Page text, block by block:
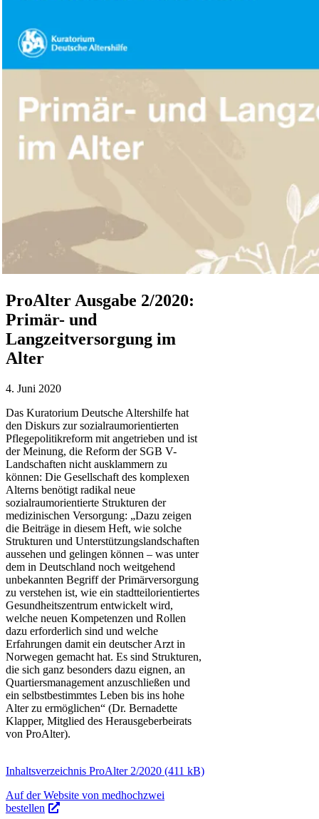
ProAlter Ausgabe 2/2020:
Primär- und
Langzeitversorgung im
Alter
4. Juni 2020
Das Kuratorium Deutsche Altershilfe hat
den Diskurs zur sozialraumorientierten
Pflegepolitikreform mit angetrieben und ist
der Meinung, die Reform der SGB V-
Landschaften nicht ausklammern zu
können: Die Gesellschaft des komplexen
Alterns benötigt radikal neue
sozialraumorientierte Strukturen der
medizinischen Versorgung: „Dazu zeigen
die Beiträge in diesem Heft, wie solche
Strukturen und Unterstützungslandschaften
aussehen und gelingen können – was unter
dem in Deutschland noch weitgehend
unbekannten Begriff der Primärversorgung
zu verstehen ist, wie ein stadtteilorientiertes
Gesundheitszentrum entwickelt wird,
welche neuen Kompetenzen und Rollen
dazu erforderlich sind und welche
Erfahrungen damit ein deutscher Arzt in
Norwegen gemacht hat. Es sind Strukturen,
die sich ganz besonders dazu eignen, an
Quartiersmanagement anzuschließen und
ein selbstbestimmtes Leben bis ins hohe
Alter zu ermöglichen“ (Dr. Bernadette
Klapper, Mitglied des Herausgeberbeirats
von ProAlter).
Inhaltsverzeichnis ProAlter 2/2020
Auf der Website von medhochzwei
bestellen